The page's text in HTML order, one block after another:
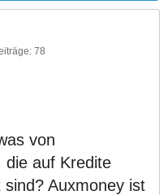
78
von
die auf Kredite
Auxmoney ist